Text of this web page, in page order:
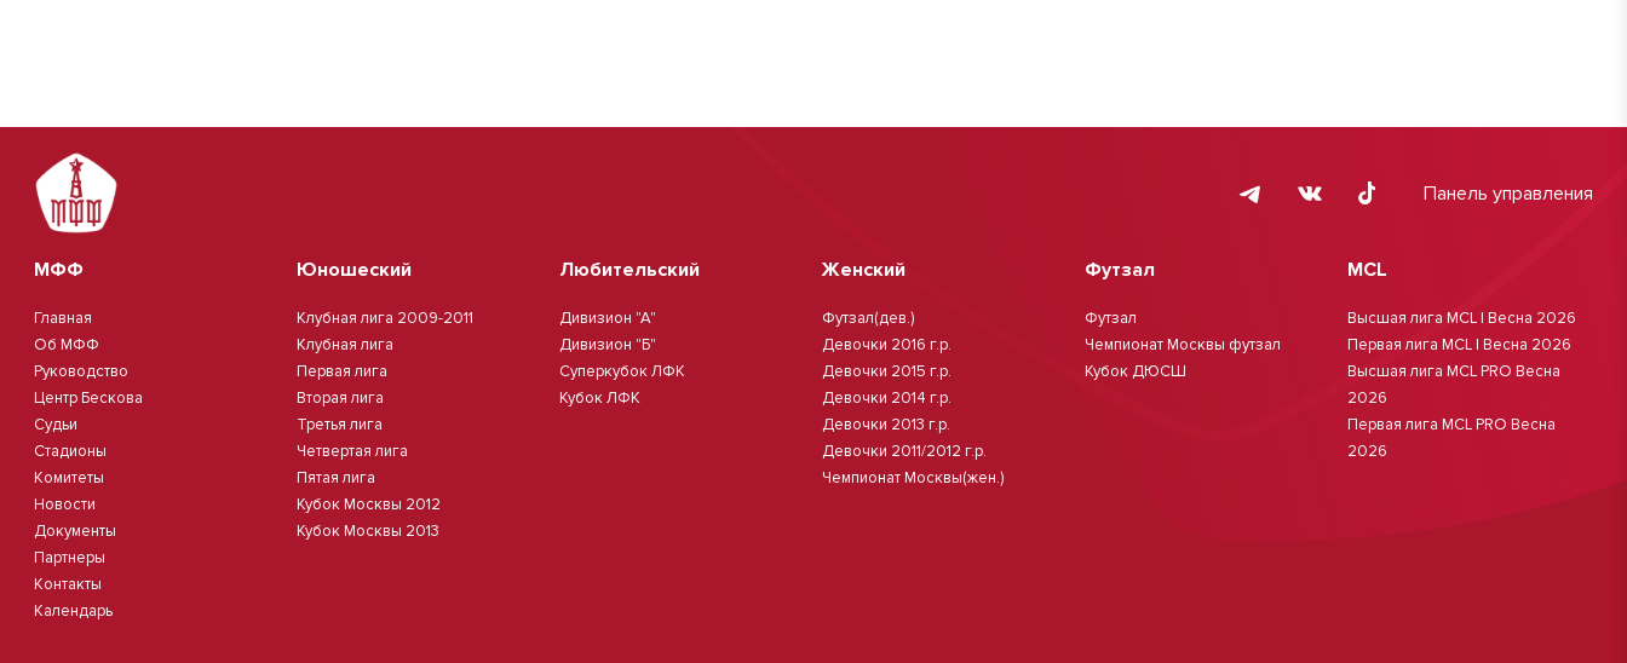
Панель управления
МФФ
Главная
Об МФФ
Руководство
Центр Бескова
Судьи
Стадионы
Комитеты
Новости
Документы
Партнеры
Контакты
Календарь
Юношеский
Клубная лига 2009-2011
Клубная лига
Первая лига
Вторая лига
Третья лига
Четвертая лига
Пятая лига
Кубок Москвы 2012
Кубок Москвы 2013
Любительский
Дивизион "А"
Дивизион "Б"
Суперкубок ЛФК
Кубок ЛФК
Женский
Футзал(дев.)
Девочки 2016 г.р.
Девочки 2015 г.р.
Девочки 2014 г.р.
Девочки 2013 г.р.
Девочки 2011/2012 г.р.
Чемпионат Москвы(жен.)
Футзал
Футзал
Чемпионат Москвы футзал
Кубок ДЮСШ
MCL
Высшая лига MCL | Весна 2026
Первая лига MCL | Весна 2026
Высшая лига MCL PRO Весна
2026
Первая лига MCL PRO Весна
2026